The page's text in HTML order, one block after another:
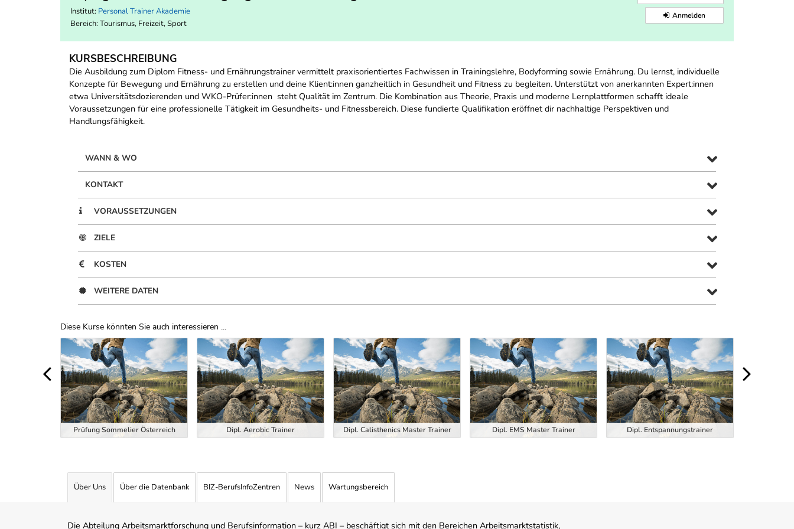
Institut: Personal Trainer Akademie
Bereich: Tourismus, Freizeit, Sport
Anmelden
KURSBESCHREIBUNG
Die Ausbildung zum Diplom Fitness- und Ernährungstrainer vermittelt praxisorientiertes Fachwissen in Trainingslehre, Bodyforming sowie Ernährung. Du lernst, individuelle
Konzepte für Bewegung und Ernährung zu erstellen und deine Klient:innen ganzheitlich in Gesundheit und Fitness zu begleiten. Unterstützt von anerkannten Expert:innen 
etwa Universitätsdozierenden und WKO-Prüfer:innen  steht Qualität im Zentrum. Die Kombination aus Theorie, Praxis und moderne Lernplattformen schafft ideale
Voraussetzungen für eine professionelle Tätigkeit im Gesundheits- und Fitnessbereich. Diese fundierte Qualifikation eröffnet dir nachhaltige Perspektiven und
Handlungsfähigkeit.
WANN & WO
KONTAKT
VORAUSSETZUNGEN
ZIELE
KOSTEN
WEITERE DATEN
Diese Kurse könnten Sie auch interessieren ...
Uber Weiterbildungsvorschläge
Prüfung Sommelier Österreich Dipl. Aerobic Trainer Dipl. Calisthenics Master Trainer Dipl. EMS Master Trainer Dipl. Entspannungstrainer
Über Uns Über die Datenbank BIZ-BerufsInfoZentren News Wartungsbereich
Die Abteilung Arbeitsmarktforschung und Berufsinformation – kurz ABI – beschäftigt sich mit den Bereichen Arbeitsmarktstatistik,